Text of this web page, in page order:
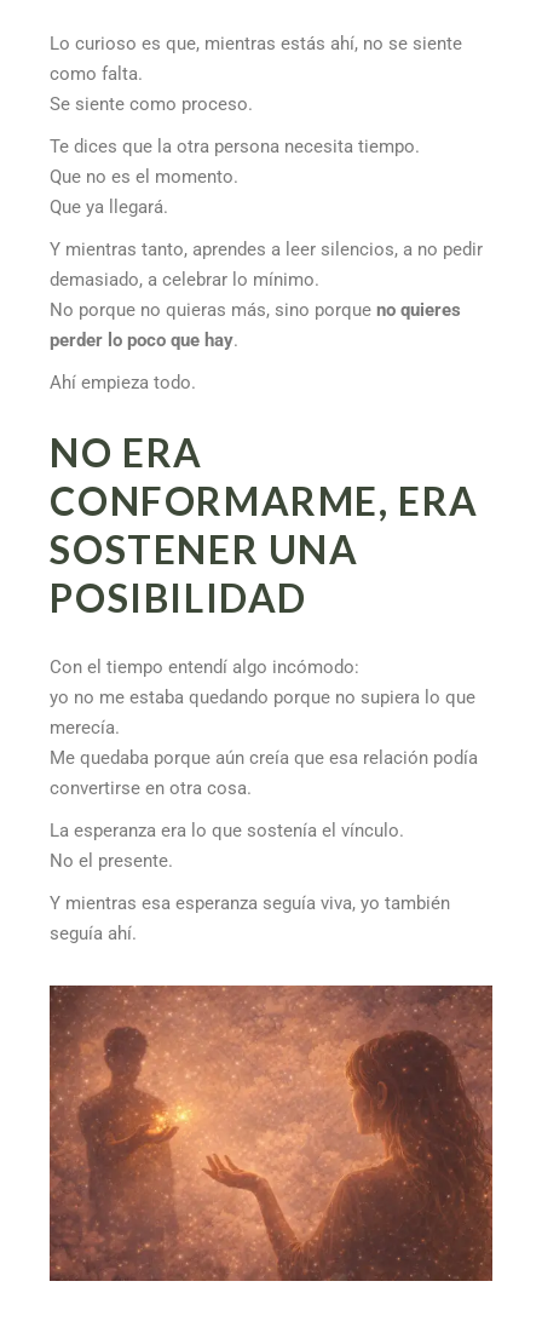
Lo curioso es que, mientras estás ahí, no se siente
como falta.
Se siente como proceso.
Te dices que la otra persona necesita tiempo.
Que no es el momento.
Que ya llegará.
Y mientras tanto, aprendes a leer silencios, a no pedir
demasiado, a celebrar lo mínimo.
No porque no quieras más, sino porqueno quieres
perder lo poco que hay.
Ahí empieza todo.
NO ERA
CONFORMARME, ERA
SOSTENER UNA
POSIBILIDAD
Con el tiempo entendí algo incómodo:
yo no me estaba quedando porque no supiera lo que
merecía.
Me quedaba porque aún creía que esa relación podía
convertirse en otra cosa.
La esperanza era lo que sostenía el vínculo.
No el presente.
Y mientras esa esperanza seguía viva, yo también
seguía ahí.